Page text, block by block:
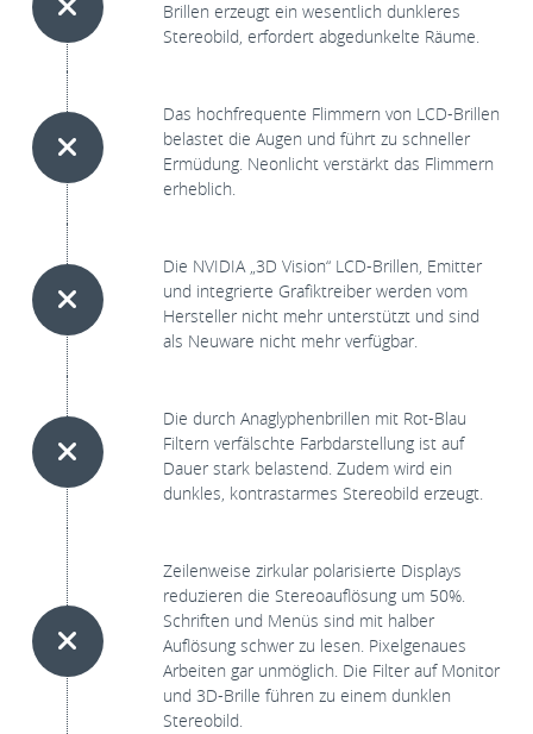
Brillen erzeugt ein wesentlich dunkleres
Stereobild, erfordert abgedunkelte Räume.
Das hochfrequente Flimmern von LCD-Brillen
belastet die Augen und führt zu schneller
Ermüdung. Neonlicht verstärkt das Flimmern
erheblich.
Die NVIDIA „3D Vision“ LCD-Brillen, Emitter
und integrierte Grafiktreiber werden vom
Hersteller nicht mehr unterstützt und sind
als Neuware nicht mehr verfügbar.
Die durch Anaglyphenbrillen mit Rot-Blau
Filtern verfälschte Farbdarstellung ist auf
Dauer stark belastend. Zudem wird ein
dunkles, kontrastarmes Stereobild erzeugt.
Zeilenweise zirkular polarisierte Displays
reduzieren die Stereoauflösung um 50%.
Schriften und Menüs sind mit halber
Auflösung schwer zu lesen. Pixelgenaues
Arbeiten gar unmöglich. Die Filter auf Monitor
und 3D-Brille führen zu einem dunklen
Stereobild.